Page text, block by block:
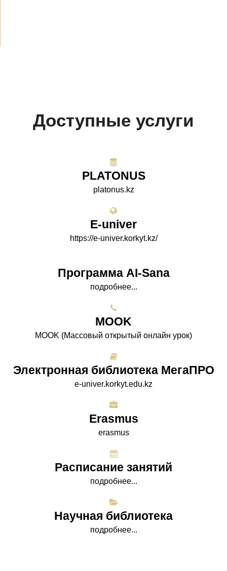
Доступные услуги
PLATONUS
platonus.kz
E-univer
https://e-univer.korkyt.kz/
Программа AI-Sana
подробнее...
МООK
МООK (Массовый открытый онлайн урок)
Электронная библиотека МегаПРО
e-univer.korkyt.edu.kz
Erasmus
erasmus
Расписание занятий
подробнее...
Научная библиотека
подробнее...